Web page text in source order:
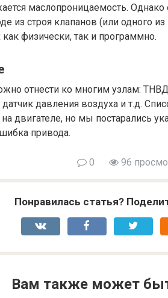
маслопроницаемость.
из строя клапанов (или одного
как физически, так и программно.
отнести ко многим узлам:
датчик давления воздуха и т.д.
двигателе, но мы постарались
привода.
0 96
Понравилась статья?
Вам также может